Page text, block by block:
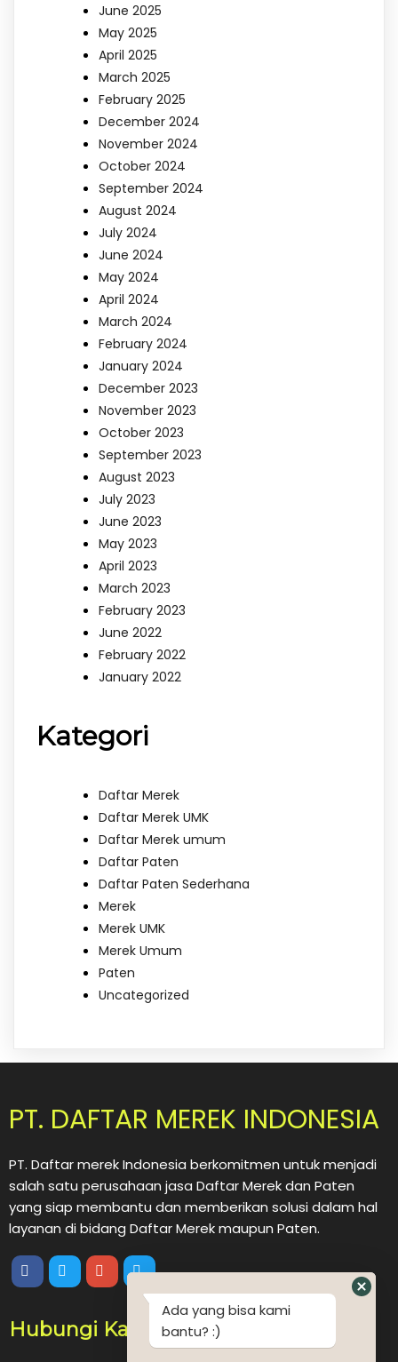
June 2025
May 2025
April 2025
March 2025
February 2025
December 2024
November 2024
October 2024
September 2024
August 2024
July 2024
June 2024
May 2024
April 2024
March 2024
February 2024
January 2024
December 2023
November 2023
October 2023
September 2023
August 2023
July 2023
June 2023
May 2023
April 2023
March 2023
February 2023
June 2022
February 2022
January 2022
Kategori
Daftar Merek
Daftar Merek UMK
Daftar Merek umum
Daftar Paten
Daftar Paten Sederhana
Merek
Merek UMK
Merek Umum
Paten
Uncategorized
PT. DAFTAR MEREK INDONESIA
PT. Daftar merek Indonesia berkomitmen untuk menjadi
salah satu perusahaan jasa Daftar Merek dan Paten
yang siap membantu dan memberikan solusi dalam hal
layanan di bidang Daftar Merek maupun Paten.
Hubungi Kami
Ada yang bisa kami
bantu? :)